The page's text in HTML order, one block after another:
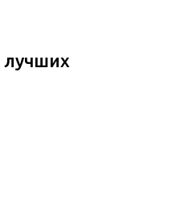
лучших